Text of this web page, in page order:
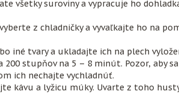
všetky suroviny a vypracuje ho
z chladničky a vyvaľkajte ho na
iné tvary a ukladajte ich na plech
stupňov na 5 – 8 minút. Pozor, aby
ich nechajte vychladnúť.
kávu a lyžicu múky. Uvarte z toho